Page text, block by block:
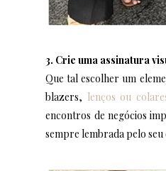
3. Crie uma assinatura
Que tal escolher um
blazers, lenços ou
encontros de negócios
sempre lembrada pelo seu